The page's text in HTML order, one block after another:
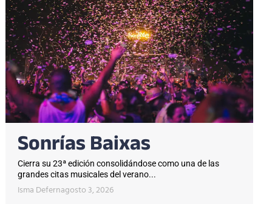
Sonrías Baixas
Cierra su 23ª edición consolidándose como una de las
grandes citas musicales del verano...
Isma Defernagosto 3, 2026